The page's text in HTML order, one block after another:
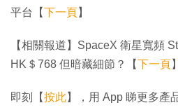
平台【下一頁】
【相關報道】SpaceX 衛星寬頻
HK＄768 但暗藏細節？【下一頁】
即刻【按此】，用 App 睇更多產